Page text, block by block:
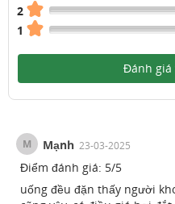
2
1
Đánh giá
M Mạnh 23-03-2025
Điểm đánh giá: 5/5
uống đều đặn thấy người